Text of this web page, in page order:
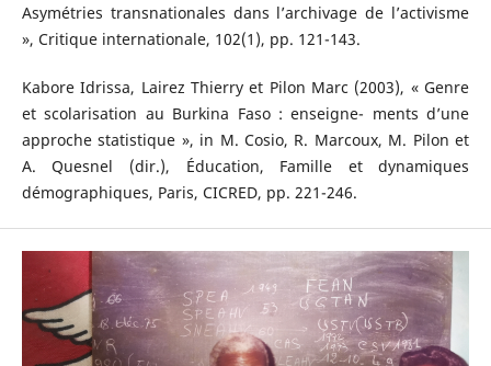
Asymétries transnationales dans l’archivage de l’activisme
», Critique internationale, 102(1), pp. 121-143.
Kabore Idrissa, Lairez Thierry et Pilon Marc (2003), « Genre
et scolarisation au Burkina Faso : enseigne- ments d’une
approche statistique », in M. Cosio, R. Marcoux, M. Pilon et
A. Quesnel (dir.), Éducation, Famille et dynamiques
démographiques, Paris, CICRED, pp. 221-246.